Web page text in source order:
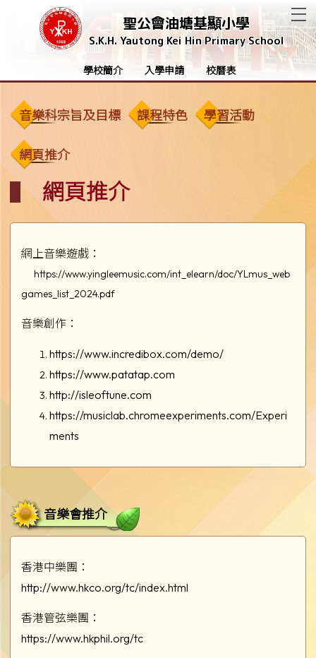
聖公會油塘基顯小學
S.K.H. Yautong Kei Hin Primary School
學校簡介 入學申請 校曆表
音樂科宗旨及目標 課程特色 學習活動
網頁推介
網頁推介
網上音樂遊戲：
https://www.yingleemusic.com/int_elearn/doc/YLmus_web
games_list_2024.pdf
音樂創作：
https://www.incredibox.com/demo/
https://www.patatap.com
http://isleoftune.com
https://musiclab.chromeexperiments.com/Experi
ments
音樂會推介
香港中樂團：
http://www.hkco.org/tc/index.html
香港管弦樂團：
https://www.hkphil.org/tc